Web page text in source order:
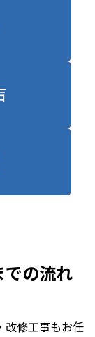
での流れ
改修工事もお任